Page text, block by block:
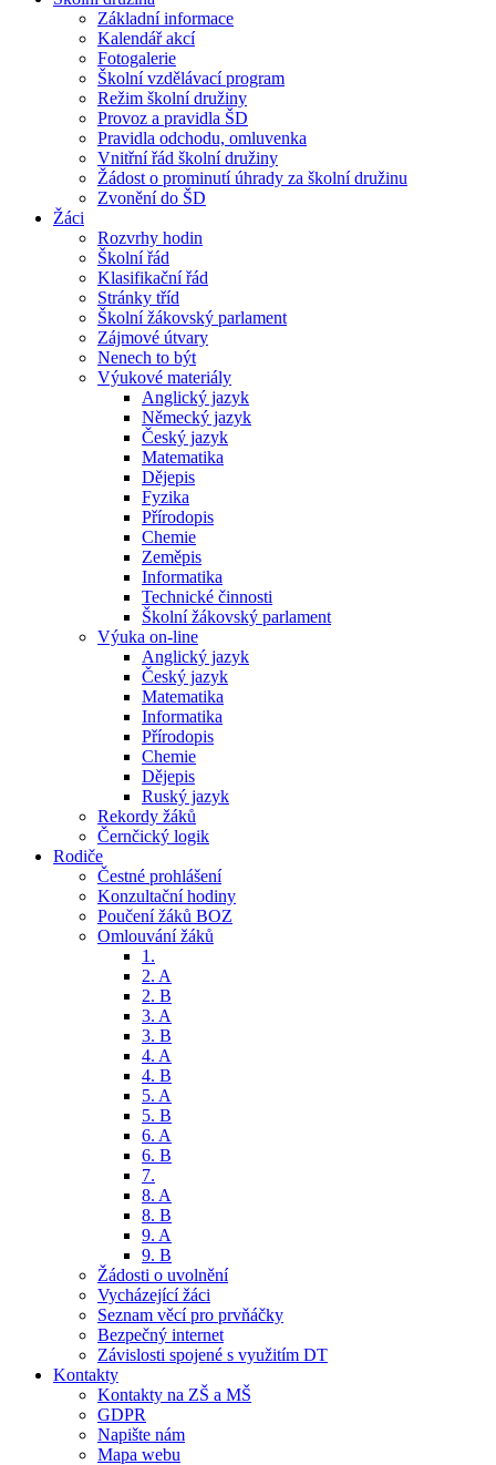
Základní informace
Kalendář akcí
Fotogalerie
Školní vzdělávací program
Režim školní družiny
Provoz a pravidla ŠD
Pravidla odchodu, omluvenka
Vnitřní řád školní družiny
Žádost o prominutí úhrady za školní družinu
Zvonění do ŠD
Žáci
Rozvrhy hodin
Školní řád
Klasifikační řád
Stránky tříd
Školní žákovský parlament
Zájmové útvary
Nenech to být
Výukové materiály
Anglický jazyk
Německý jazyk
Český jazyk
Matematika
Dějepis
Fyzika
Přírodopis
Chemie
Zeměpis
Informatika
Technické činnosti
Školní žákovský parlament
Výuka on-line
Anglický jazyk
Český jazyk
Matematika
Informatika
Přírodopis
Chemie
Dějepis
Ruský jazyk
Rekordy žáků
Černčický logik
Rodiče
Čestné prohlášení
Konzultační hodiny
Poučení žáků BOZ
Omlouvání žáků
1.
2. A
2. B
3. A
3. B
4. A
4. B
5. A
5. B
6. A
6. B
7.
8. A
8. B
9. A
9. B
Žádosti o uvolnění
Vycházející žáci
Seznam věcí pro prvňáčky
Bezpečný internet
Závislosti spojené s využitím DT
Kontakty
Kontakty na ZŠ a MŠ
GDPR
Napište nám
Mapa webu